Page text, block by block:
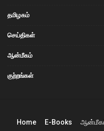
தமிழகம்
செய்திகள்
ஆன்மீகம்
குற்றங்கள்
Home E-Books